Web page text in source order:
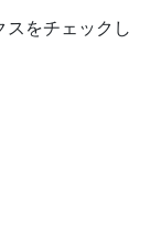
をチェックし